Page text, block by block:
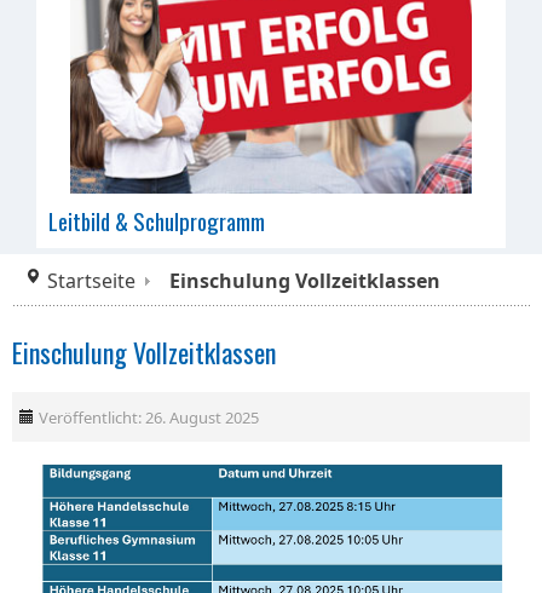
Leitbild & Schulprogramm
Startseite Einschulung Vollzeitklassen
Einschulung Vollzeitklassen
Veröffentlicht: 26. August 2025